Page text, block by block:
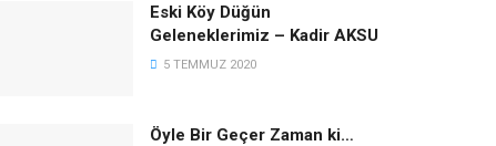
Eski Köy Düğün
Geleneklerimiz – Kadir AKSU
5 TEMMUZ 2020
Öyle Bir Geçer Zaman ki…